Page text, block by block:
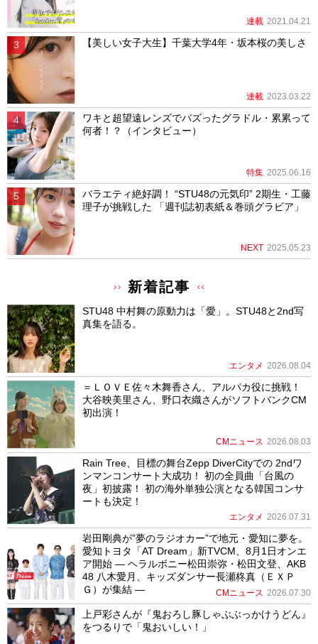
連載 2021.04.21
【美しい女子大生】千葉大学4年・坂本桜の美しさ
連載 2023.03.22
ワキと超望遠レンズでバズったグラドル・累累って
何者！？（インタビュー）
特集 2025.06.16
バラエティ絶好調！ “STU48の元気印” 2期生・工藤
理子が挑戦した 「週刊誌初表紙＆巻頭グラビア」
NEXT 2025.05.23
新着記事
STU48 中村舞の原動力は「愛」。STU48と2nd写
真集を語る。
エンタメ 2026.08.04
＝ＬＯＶＥ佐々木舞香さん、アルパカ役に挑戦！
大谷映美里さん、野口衣織さんがソフトバンクCM
初出演！
CMニュース 2026.08.03
Rain Tree、目標の舞台Zepp DiverCityでの 2ndワ
ンマンコンサート大成功！ 初の全員曲「台風の
夜」初披露！ 初の海外単独公演となる韓国コンサ
ートも決定！
エンタメ 2026.07.31
岩田剛典が”夢のラジオカー”で地元・愛知に夢を。
愛知トヨタ「AT Dream」新TVCM、8月1日オンエ
ア開始 ― ヘラルボニー松田崇弥・松田文登、AKB
48 八木愛月、キッズダンサー長瀬柊真（ＥＸＰ
Ｇ）が集結 ―
CMニュース 2026.07.30
上戸彩さんが『鬼おろし豚しゃぶぶっかけうどん』
をつるりで「鬼おいしい！」